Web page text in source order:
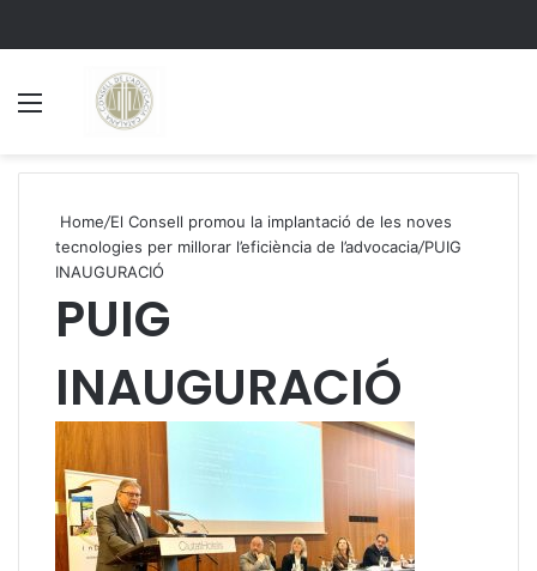
Home/El Consell promou la implantació de les noves
tecnologies per millorar l’eficiència de l’advocacia/PUIG
INAUGURACIÓ
PUIG
INAUGURACIÓ